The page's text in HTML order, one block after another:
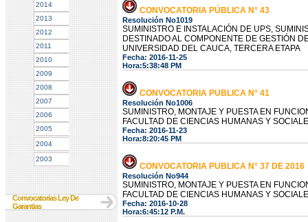
2014
2013
2012
2011
2010
2009
2008
2007
2006
2005
2004
2003
Convocatorias Ley De
Garantias
CONVOCATORIA PÚBLICA N° 43
Resolución No1019
SUMINISTRO E INSTALACIÓN DE UPS,
DESTINADO AL COMPONENTE DE GESTIÓN
UNIVERSIDAD DEL CAUCA, TERCERA ETAPA
Fecha: 2016-11-25
Hora:5:38:48 PM
CONVOCATORIA PUBLICA N° 41
Resolución No1006
SUMINISTRO, MONTAJE Y PUESTA EN
FACULTAD DE CIENCIAS HUMANAS Y
Fecha: 2016-11-23
Hora:8:20:45 PM
CONVOCATORIA PUBLICA N° 37 DE 2016
Resolución No944
SUMINISTRO, MONTAJE Y PUESTA EN
FACULTAD DE CIENCIAS HUMANAS Y
Fecha: 2016-10-28
Hora:6:45:12 P.M.